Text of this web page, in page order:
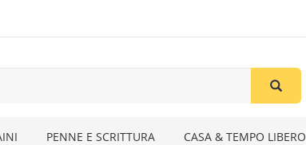
PENNE E SCRITTURA CASA & TEMPO LIBERO